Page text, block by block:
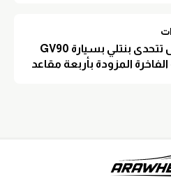
جينيسيس تتحدى بنتلي بسيارة GV90
الفاخرة المزودة بأربعة مقاعد